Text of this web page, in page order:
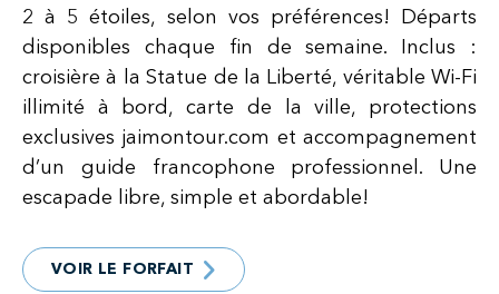
2 à 5 étoiles, selon vos préférences! Départs
disponibles chaque fin de semaine. Inclus :
croisière à la Statue de la Liberté, véritable Wi-Fi
illimité à bord, carte de la ville, protections
exclusives jaimontour.com et accompagnement
d’un guide francophone professionnel. Une
escapade libre, simple et abordable!
VOIR LE FORFAIT